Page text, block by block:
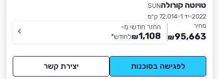
טויוטה קורולהSUN
2022 יד 1
72,014 ק״מ
מחיר
95,663
₪
החזר חודשי מ-
1,108
₪לחודש*
לפגישה בסוכנות יצירת קשר